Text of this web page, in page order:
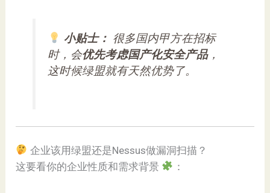
小贴士： 很多国内甲方在招标
时，会优先考虑国产化安全产品，
这时候绿盟就有天然优势了。
企业该用绿盟还是Nessus做漏洞扫描？
这要看你的企业性质和需求背景
：